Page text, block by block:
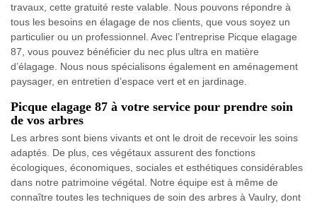
travaux, cette gratuité reste valable. Nous pouvons répondre à
tous les besoins en élagage de nos clients, que vous soyez un
particulier ou un professionnel. Avec l’entreprise Picque elagage
87, vous pouvez bénéficier du nec plus ultra en matière
d’élagage. Nous nous spécialisons également en aménagement
paysager, en entretien d’espace vert et en jardinage.
Picque elagage 87 à votre service pour prendre soin
de vos arbres
Les arbres sont biens vivants et ont le droit de recevoir les soins
adaptés. De plus, ces végétaux assurent des fonctions
écologiques, économiques, sociales et esthétiques considérables
dans notre patrimoine végétal. Notre équipe est à même de
connaître toutes les techniques de soin des arbres à Vaulry, dont